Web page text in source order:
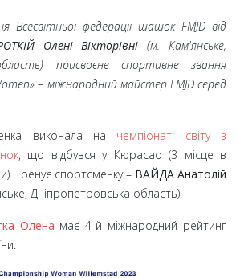
Всесвітньої федерації шашок FMJD від
Олені Вікторівні(м. Кам'янське,
присвоєне спортивне звання
– міжнародний майстер FMJD серед
виконала на чемпіонаті світу з
, що відбувся у Кюрасао (3 місце в
Тренує спортсменку – ВАЙДА Анатолій
Дніпропетровська область).
Олена має 4-й міжнародний рейтинг